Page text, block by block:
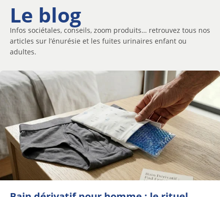
Le blog
Infos sociétales, conseils, zoom produits… retrouvez tous nos
articles sur l’énurésie et les fuites urinaires enfant ou
adultes.